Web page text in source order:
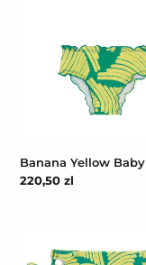
Banana Yellow Baby
Cena
220,50 zl
Banana